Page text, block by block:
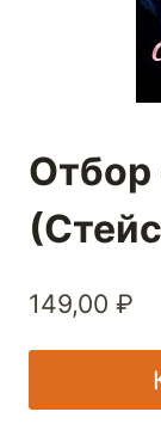
Отбор
149,00 ₽